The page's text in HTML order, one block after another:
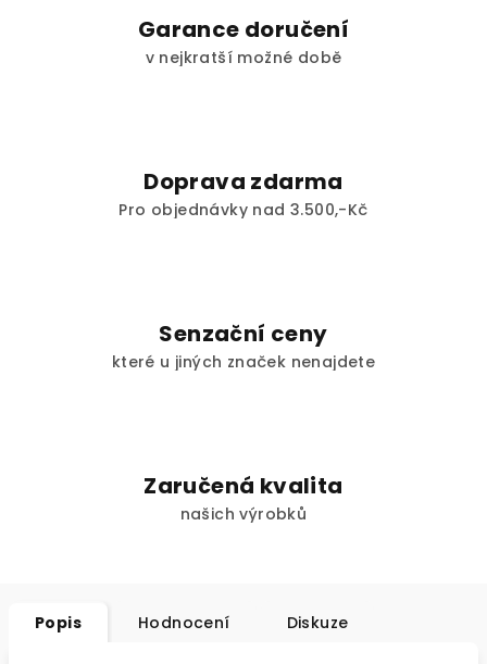
Garance doručení
v nejkratší možné době
Doprava zdarma
Pro objednávky nad 3.500,-Kč
Senzační ceny
které u jiných značek nenajdete
Zaručená kvalita
našich výrobků
Popis Hodnocení Diskuze